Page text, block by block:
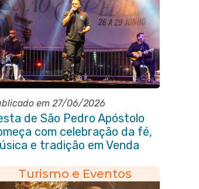
em 27/06/2026
de São Pedro Apóstolo
com celebração da fé,
e tradição em Venda
Turismo e Eventos